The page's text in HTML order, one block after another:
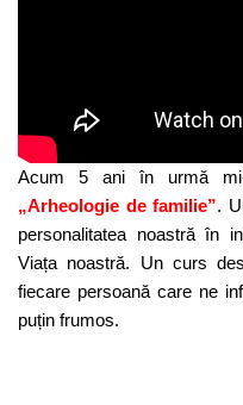
Acum 5 ani în urmă
„Arheologie de familie”.
personalitatea noastră în
Viața noastră. Un curs
fiecare persoană care ne
puțin frumos.